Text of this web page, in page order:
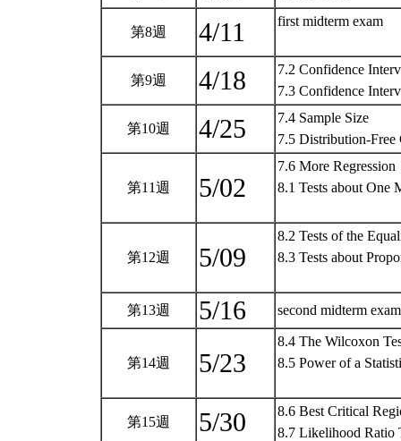
第8週 4/11 first midterm exam
第9週 4/18
7.2 Confidence
7.3 Confidence
第10週 4/25
7.4 Sample Size
7.5 Distribution-Free
第11週 5/02
7.6 More Regression
8.1 Tests about One
第12週 5/09
8.2 Tests of the
8.3 Tests about
第13週 5/16 second midterm
第14週 5/23
8.4 The Wilcoxon
8.5 Power of a
第15週 5/30
8.6 Best Critical
8.7 Likelihood Ratio